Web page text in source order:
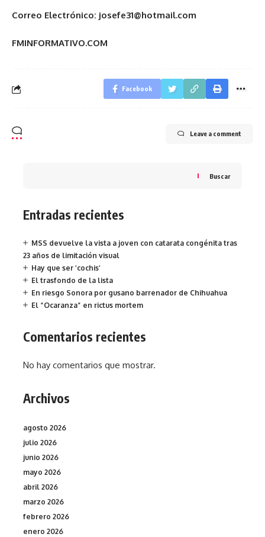
Correo Electrónico: josefe31@hotmail.com
FMINFORMATIVO.COM
Facebook
Leave a comment
Buscar
Entradas recientes
MSS devuelve la vista a joven con catarata congénita tras
23 años de limitación visual
Hay que ser ‘cochis’
El trasfondo de la lista
En riesgo Sonora por gusano barrenador de Chihuahua
El “Ocaranza” en rictus mortem
Comentarios recientes
No hay comentarios que mostrar.
Archivos
agosto 2026
julio 2026
junio 2026
mayo 2026
abril 2026
marzo 2026
febrero 2026
enero 2026